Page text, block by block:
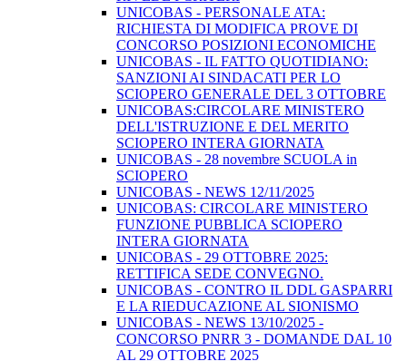
UNICOBAS - PERSONALE ATA:
RICHIESTA DI MODIFICA PROVE DI
CONCORSO POSIZIONI ECONOMICHE
UNICOBAS - IL FATTO QUOTIDIANO:
SANZIONI AI SINDACATI PER LO
SCIOPERO GENERALE DEL 3 OTTOBRE
UNICOBAS:CIRCOLARE MINISTERO
DELL'ISTRUZIONE E DEL MERITO
SCIOPERO INTERA GIORNATA
UNICOBAS - 28 novembre SCUOLA in
SCIOPERO
UNICOBAS - NEWS 12/11/2025
UNICOBAS: CIRCOLARE MINISTERO
FUNZIONE PUBBLICA SCIOPERO
INTERA GIORNATA
UNICOBAS - 29 OTTOBRE 2025:
RETTIFICA SEDE CONVEGNO.
UNICOBAS - CONTRO IL DDL GASPARRI
E LA RIEDUCAZIONE AL SIONISMO
UNICOBAS - NEWS 13/10/2025 -
CONCORSO PNRR 3 - DOMANDE DAL 10
AL 29 OTTOBRE 2025